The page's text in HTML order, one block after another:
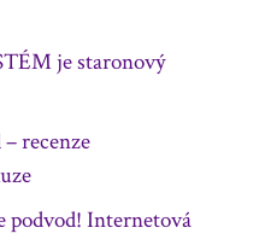
je staronový
recenze
podvod! Internetová